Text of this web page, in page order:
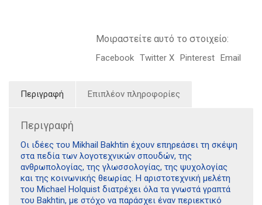
Μοιραστείτε αυτό το στοιχείο:
Facebook Twitter X Pinterest Email
Περιγραφή Επιπλέον πληροφορίες
Περιγραφή
Οι ιδέες του Mikhail Bakhtin έχουν επηρεάσει τη σκέψη
στα πεδία των λογοτεχνικών σπουδών, της
ανθρωπολογίας, της γλωσσολογίας, της ψυχολογίας
και της κοινωνικής θεωρίας. Η αριστοτεχνική μελέτη
του Michael Holquist διατρέχει όλα τα γνωστά γραπτά
του Bakhtin, με στόχο να παράσχει έναν περιεκτικό